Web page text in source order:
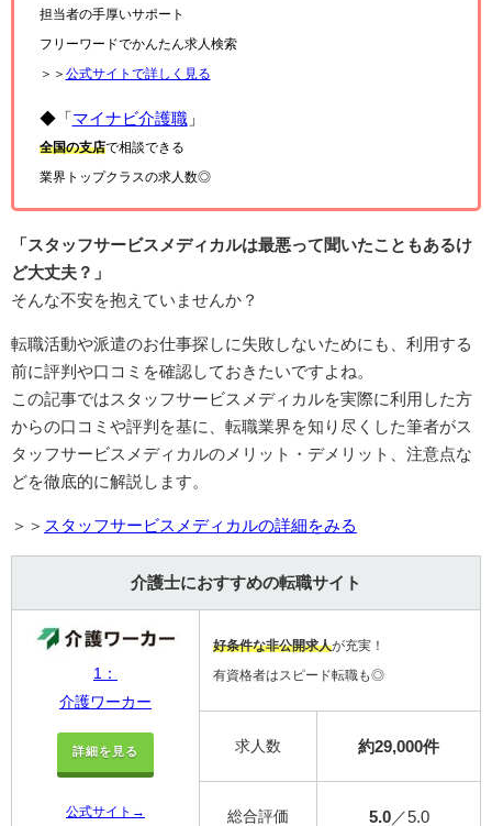
担当者の手厚いサポート
フリーワードでかんたん求人検索
＞＞ 公式サイトで詳しく見る
◆「マイナビ介護職 」
全国の支店で相談できる
業界トップクラスの求人数◎
「スタッフサービスメディカルは最悪って聞いたこともあるけ
ど大丈夫？」
そんな不安を抱えていませんか？
転職活動や派遣のお仕事探しに失敗しないためにも、利用する
前に評判や口コミを確認しておきたいですよね。
この記事ではスタッフサービスメディカルを実際に利用した方
からの口コミや評判を基に、転職業界を知り尽くした筆者がス
タッフサービスメディカルのメリット・デメリット、注意点な
どを徹底的に解説します。
＞＞ スタッフサービスメディカルの詳細をみる
介護士におすすめの転職サイト
1：
介護ワーカー
詳細を見る
公式サイト→
好条件な非公開求人が充実！
有資格者はスピード転職も◎
求人数 約29,000件
総合評価 5.0／5.0